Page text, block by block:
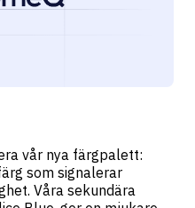
vår nya färgpalett:
som signalerar
Våra sekundära